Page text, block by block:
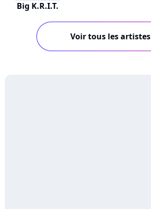
Big K.R.I.T.
Voir tous les artistes